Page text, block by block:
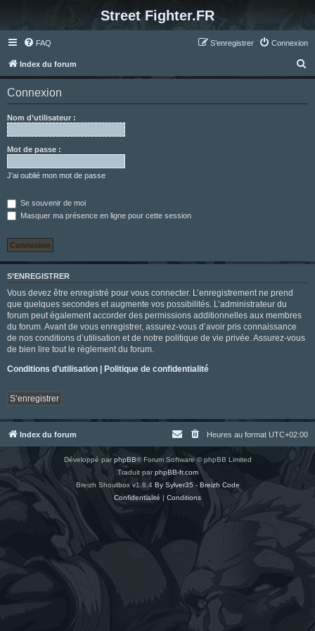
Street Fighter.FR
FAQ Connexion
S’enregistrer
Index du forum
e
Connexion
Nom d’utilisateur :
Mot de passe :
J’ai oublié mon mot de passe
Se souvenir de moi
Masquer ma présence en ligne pour cette session
S’ENREGISTRER
Vous devez être enregistré pour vous connecter. L’enregistrement ne prend
que quelques secondes et augmente vos possibilités. L’administrateur du
forum peut également accorder des permissions additionnelles aux membres
du forum. Avant de vous enregistrer, assurez-vous d’avoir pris connaissance
de nos conditions d’utilisation et de notre politique de vie privée. Assurez-vous
de bien lire tout le règlement du forum.
Conditions d’utilisation | Politique de confidentialité
S’enregistrer
Index du forum Heures au format UTC+02:00
Développé parphpBB® Forum Software © phpBB Limited
Traduit parphpBB-fr.com
Breizh Shoutbox v1.8.4 By Sylver35 - Breizh Code
Confidentialité | Conditions